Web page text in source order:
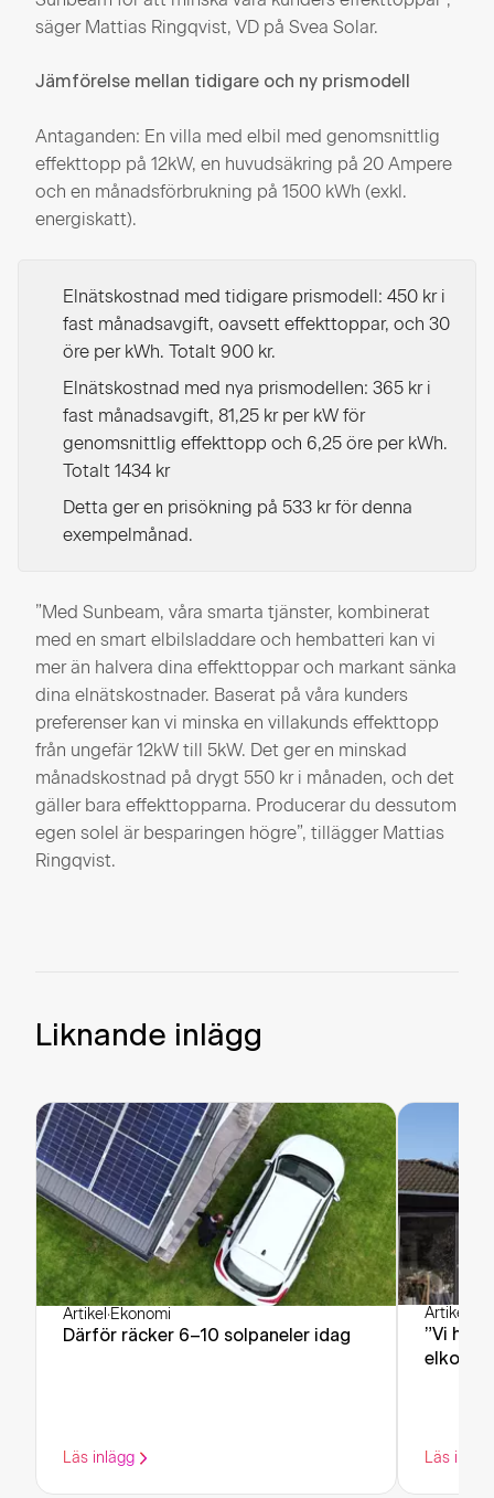
säger Mattias Ringqvist, VD på Svea Solar.
Jämförelse mellan tidigare och ny prismodell
Antaganden: En villa med elbil med genomsnittlig
effekttopp på 12kW, en huvudsäkring på 20 Ampere
och en månadsförbrukning på 1500 kWh (exkl.
energiskatt).
Elnätskostnad med tidigare prismodell: 450 kr i
fast månadsavgift, oavsett effekttoppar, och 30
öre per kWh. Totalt 900 kr.
Elnätskostnad med nya prismodellen: 365 kr i
fast månadsavgift, 81,25 kr per kW för
genomsnittlig effekttopp och 6,25 öre per kWh.
Totalt 1434 kr
Detta ger en prisökning på 533 kr för denna
exempelmånad.
”Med Sunbeam, våra smarta tjänster, kombinerat
med en smart elbilsladdare och hembatteri kan vi
mer än halvera dina effekttoppar och markant sänka
dina elnätskostnader. Baserat på våra kunders
preferenser kan vi minska en villakunds effekttopp
från ungefär 12kW till 5kW. Det ger en minskad
månadskostnad på drygt 550 kr i månaden, och det
gäller bara effekttopparna. Producerar du dessutom
egen solel är besparingen högre”, tillägger Mattias
Ringqvist.
Liknande inlägg
Artikel ·Ekonomi
Därför räcker 6–10 solpaneler idag
Läs inlägg
Artikel
”Vi har
Läs